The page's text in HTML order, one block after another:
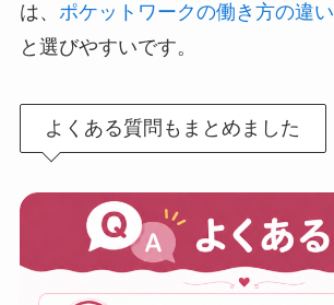
は、 ポケットワークの働き方の違い
と選びやすいです。
よくある質問もまとめました